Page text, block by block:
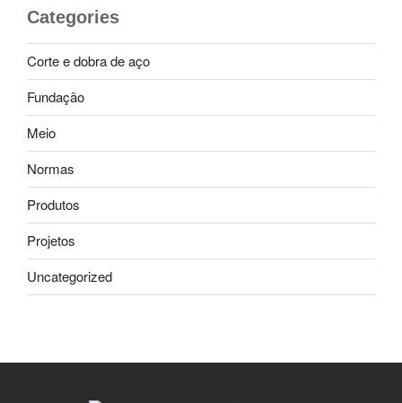
Categories
Corte e dobra de aço
Fundação
Meio
Normas
Produtos
Projetos
Uncategorized